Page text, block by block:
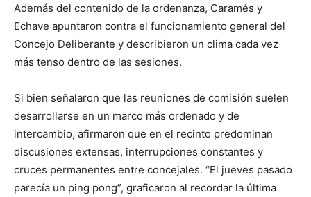
Además del contenido de la ordenanza, Caramés y
Echave apuntaron contra el funcionamiento general del
Concejo Deliberante y describieron un clima cada vez
más tenso dentro de las sesiones.
Si bien señalaron que las reuniones de comisión suelen
desarrollarse en un marco más ordenado y de
intercambio, afirmaron que en el recinto predominan
discusiones extensas, interrupciones constantes y
cruces permanentes entre concejales. “El jueves pasado
parecía un ping pong”, graficaron al recordar la última